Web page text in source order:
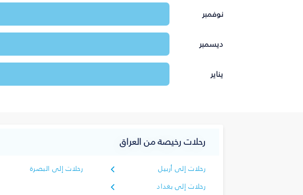
نوفمبر
ديسمبر
يناير
رحلات رخيصة من العراق
رحلات إلى أربيل رحلات إلى البصرة‎
رحلات إلى بغداد